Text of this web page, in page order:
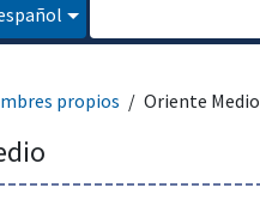
propios Oriente Medio